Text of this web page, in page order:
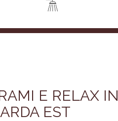
E RELAX IN
EST